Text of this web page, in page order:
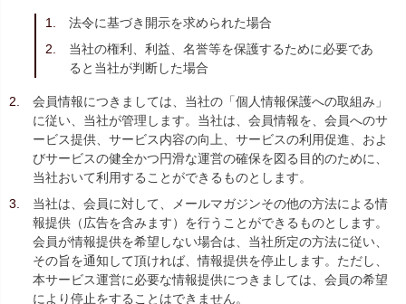
法令に基づき開示を求められた場合
当社の権利、利益、名誉等を保護するために必要であ
ると当社が判断した場合
会員情報につきましては、当社の「個人情報保護への取組み」
に従い、当社が管理します。当社は、会員情報を、会員へのサ
ービス提供、サービス内容の向上、サービスの利用促進、およ
びサービスの健全かつ円滑な運営の確保を図る目的のために、
当社おいて利用することができるものとします。
当社は、会員に対して、メールマガジンその他の方法による情
報提供（広告を含みます）を行うことができるものとします。
会員が情報提供を希望しない場合は、当社所定の方法に従い、
その旨を通知して頂ければ、情報提供を停止します。ただし、
本サービス運営に必要な情報提供につきましては、会員の希望
により停止をすることはできません。